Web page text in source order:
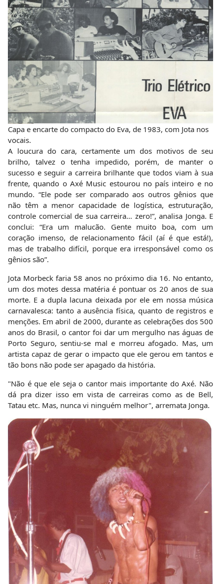
Capa e encarte do compacto do Eva, de 1983, com Jota nos
vocais.
A loucura do cara, certamente um dos motivos de seu
brilho, talvez o tenha impedido, porém, de manter o
sucesso e seguir a carreira brilhante que todos viam à sua
frente, quando o Axé Music estourou no país inteiro e no
mundo. “Ele pode ser comparado aos outros gênios que
não têm a menor capacidade de logística, estruturação,
controle comercial de sua carreira… zero!”, analisa Jonga. E
conclui: “Era um malucão. Gente muito boa, com um
coração imenso, de relacionamento fácil (aí é que está!),
mas de trabalho difícil, porque era irresponsável como os
gênios são”.
Jota Morbeck faria 58 anos no próximo dia 16. No entanto,
um dos motes dessa matéria é pontuar os 20 anos de sua
morte. E a dupla lacuna deixada por ele em nossa música
carnavalesca: tanto a ausência física, quanto de registros e
menções. Em abril de 2000, durante as celebrações dos 500
anos do Brasil, o cantor foi dar um mergulho nas águas de
Porto Seguro, sentiu-se mal e morreu afogado. Mas, um
artista capaz de gerar o impacto que ele gerou em tantos e
tão bons não pode ser apagado da história.
"Não é que ele seja o cantor mais importante do Axé. Não
dá pra dizer isso em vista de carreiras como as de Bell,
Tatau etc. Mas, nunca vi ninguém melhor", arremata Jonga.